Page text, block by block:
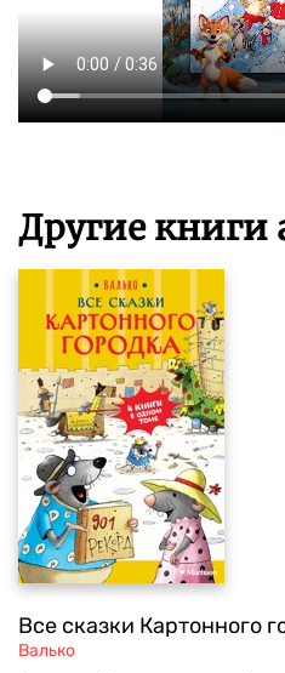
Другие книги
Все сказки Картонного
Валько